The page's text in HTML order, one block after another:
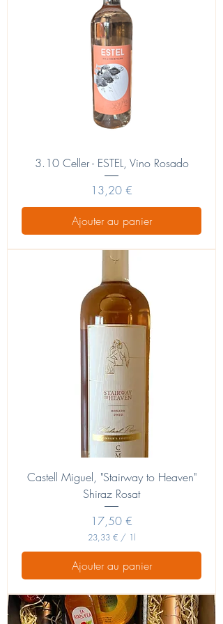
0
M
i
l
l
i
l
i
t
r
e
3.10 Celler - ESTEL, Vino Rosado
Prix
13,20 €
Ajouter au panier
Castell Miguel, "Stairway to Heaven"
Shiraz Rosat
Prix
17,50 €
23,33 € / 1l
,
3
3
€
Ajouter au panier